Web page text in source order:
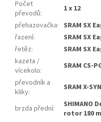
Počet
převodů:
1 x 12
přehazovačka: SRAM SX
řazení:
SRAM SX
řetěz:
SRAM SX
kazeta /
vícekolo:
SRAM CS-
převodník a
kliky: SRAM X-
brzda přední:
SHIMANO
rotor 180